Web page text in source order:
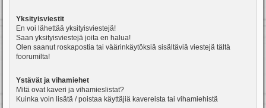
Yksityisviestit
En voi lähettää yksityisviestejä!
Saan yksityisviestejä joita en halua!
Olen saanut roskapostia tai väärinkäytöksiä sisältäviä viestejä tältä
foorumilta!
Ystävät ja vihamiehet
Mitä ovat kaveri ja vihamieslistat?
Kuinka voin lisätä / poistaa käyttäjiä kavereista tai vihamiehistä